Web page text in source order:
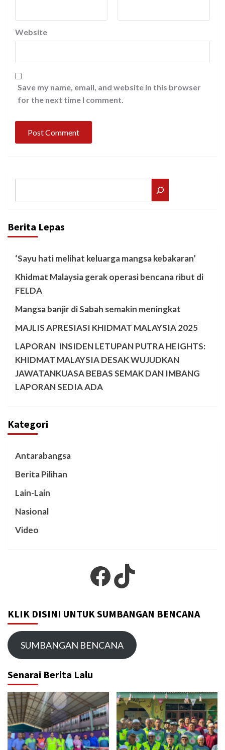
Website
Save my name, email, and website in this browser
for the next time I comment.
Berita Lepas
‘Sayu hati melihat keluarga mangsa kebakaran’
Khidmat Malaysia gerak operasi bencana ribut di
FELDA
Mangsa banjir di Sabah semakin meningkat
MAJLIS APRESIASI KHIDMAT MALAYSIA 2025
LAPORAN INSIDEN LETUPAN PUTRA HEIGHTS:
KHIDMAT MALAYSIA DESAK WUJUDKAN
JAWATANKUASA BEBAS SEMAK DAN IMBANG
LAPORAN SEDIA ADA
Kategori
Antarabangsa
Berita Pilihan
Lain-Lain
Nasional
Video
Facebook
TikTok
KLIK DISINI UNTUK SUMBANGAN BENCANA
SUMBANGAN BENCANA
Senarai Berita Lalu